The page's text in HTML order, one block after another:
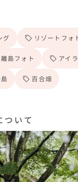
グ リゾートフォ
離島フォト アイ
百合畑
ついて